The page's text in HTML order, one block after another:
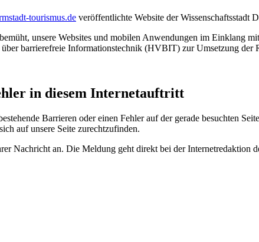
tourismus.de veröffentlichte Website der Wissenschaftsstadt
unsere Websites und mobilen Anwendungen im Einklang
barrierefreie Informationstechnik (HVBIT) zur Umsetzung
in diesem Internetauftritt
Barrieren oder einen Fehler auf der gerade besuchten
auf unsere Seite zurechtzufinden.
Nachricht an. Die Meldung geht direkt bei der